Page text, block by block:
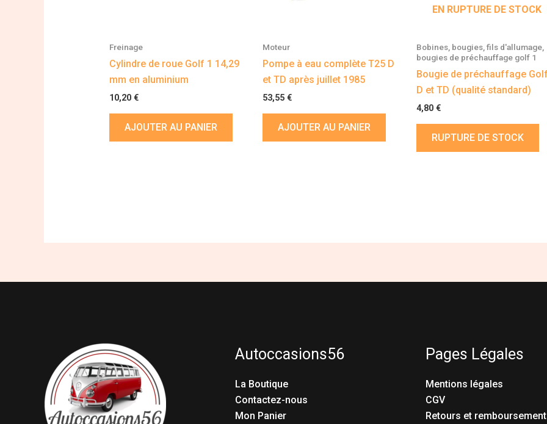
Freinage
Cylindre de roue Golf 1 14,29
mm en aluminium
10,20 €
AJOUTER AU PANIER
Moteur
Pompe à eau complète T25 D
et TD après juillet 1985
53,55€
AJOUTER AU PANIER
EN RUPTURE DE STOCK
Bobines, bougies, fils d'allumage,
bougies de préchauffage golf 1
Bougie de préchauffage
D et TD (qualité standard)
4,80 €
RUPTURE DE STOCK
Autoccasions56
La Boutique
Contactez-nous
Mon Panier
Pages Légales
Mentions légales
CGV
Retours et